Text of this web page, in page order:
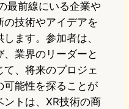
最前線にいる企業や
技術やアイデアを
ます。参加者は、
業界のリーダーと
、将来のプロジェ
可能性を探ることが
トは、XR技術の商